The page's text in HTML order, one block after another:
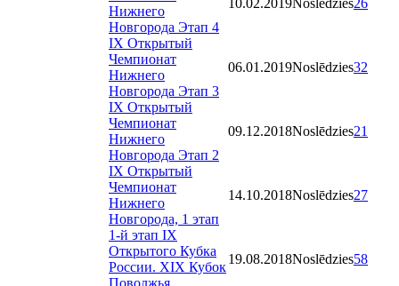
Нижнего
Новгорода Этап 4
IX Открытый
Чемпионат
Нижнего
Новгорода Этап 3
06.01.2019Noslēdzies32
IX Открытый
Чемпионат
Нижнего
Новгорода Этап 2
09.12.2018Noslēdzies21
IX Открытый
Чемпионат
Нижнего
Новгорода, 1 этап
14.10.2018Noslēdzies27
1-й этап IX
Открытого Кубка
России. XIX Кубок
Поволжья
19.08.2018Noslēdzies58